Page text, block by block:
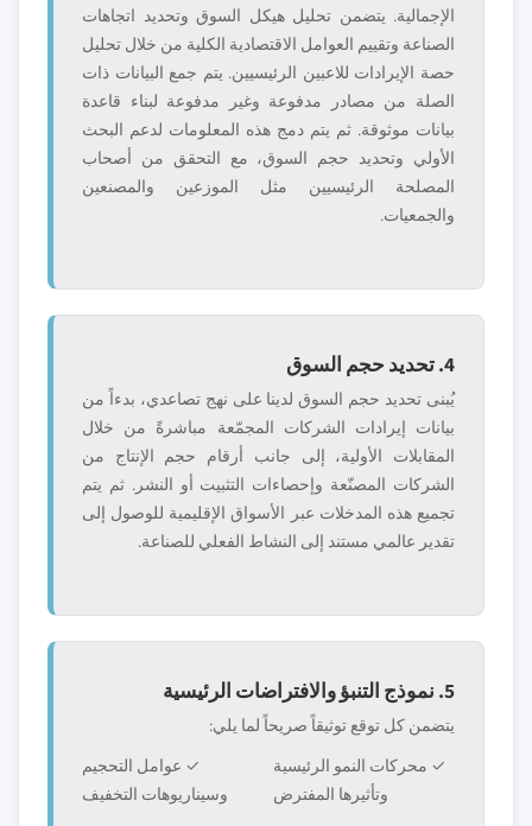
الإجمالية. يتضمن تحليل هيكل السوق وتحديد اتجاهات
الصناعة وتقييم العوامل الاقتصادية الكلية من خلال تحليل
حصة الإيرادات للاعبين الرئيسيين. يتم جمع البيانات ذات
الصلة من مصادر مدفوعة وغير مدفوعة لبناء قاعدة
بيانات موثوقة. ثم يتم دمج هذه المعلومات لدعم البحث
الأولي وتحديد حجم السوق، مع التحقق من أصحاب
المصلحة الرئيسيين مثل الموزعين والمصنعين
والجمعيات.
4. تحديد حجم السوق
يُبنى تحديد حجم السوق لدينا على نهج تصاعدي، بدءاً من
بيانات إيرادات الشركات المجمّعة مباشرةً من خلال
المقابلات الأولية، إلى جانب أرقام حجم الإنتاج من
الشركات المصنّعة وإحصاءات التثبيت أو النشر. ثم يتم
تجميع هذه المدخلات عبر الأسواق الإقليمية للوصول إلى
تقدير عالمي مستند إلى النشاط الفعلي للصناعة.
5. نموذج التنبؤ والافتراضات الرئيسية
يتضمن كل توقع توثيقاً صريحاً لما يلي:
✓ محركات النمو الرئيسية
وتأثيرها المفترض
✓ عوامل التحجيم
وسيناريوهات التخفيف